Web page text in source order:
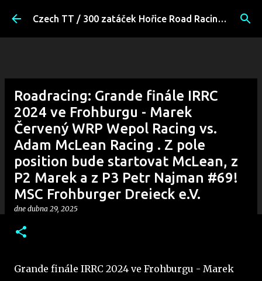
Přeskočit na hlavní obsah Czech TT / 300 zatáček Hořice Road Racing Fans
Roadracing: Grande finále IRRC
2024 ve Frohburgu - Marek
Červený WRP Wepol Racing vs.
Adam McLean Racing . Z pole
position bude startovat McLean, z
P2 Marek a z P3 Petr Najman #69!
MSC Frohburger Dreieck e.V.
dne dubna 29, 2025
Grande finále IRRC 2024 ve Frohburgu - Marek